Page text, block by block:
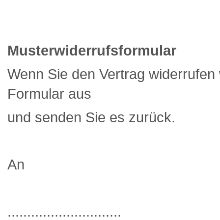
Musterwiderrufsformular
Wenn Sie den Vertrag
Formular aus
und senden Sie es zurück.
An
.............................